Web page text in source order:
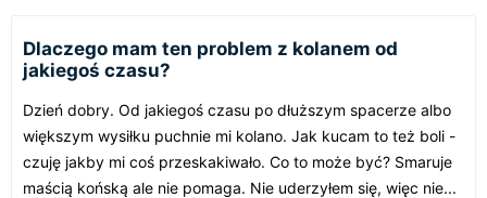
Dlaczego mam ten problem z kolanem od
jakiegoś czasu?
Dzień dobry. Od jakiegoś czasu po dłuższym spacerze albo
większym wysiłku puchnie mi kolano. Jak kucam to też boli -
czuję jakby mi coś przeskakiwało. Co to może być? Smaruje
maścią końską ale nie pomaga. Nie uderzyłem się, więc nie...